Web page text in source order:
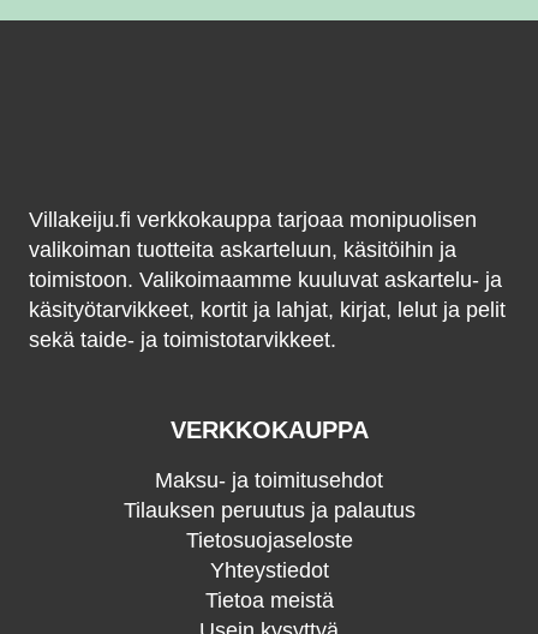
Villakeiju.fi verkkokauppa tarjoaa monipuolisen
valikoiman tuotteita askarteluun, käsitöihin ja
toimistoon. Valikoimaamme kuuluvat askartelu- ja
käsityötarvikkeet, kortit ja lahjat, kirjat, lelut ja pelit
sekä taide- ja toimistotarvikkeet.
VERKKOKAUPPA
Maksu- ja toimitusehdot
Tilauksen peruutus ja palautus
Tietosuojaseloste
Yhteystiedot
Tietoa meistä